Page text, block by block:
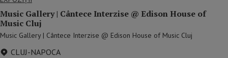
Music Gallery | Cântece Interzise @ Edison House of
Music Cluj
Music Gallery | Cântece Interzise @ Edison House of Music Cluj
CLUJ-NAPOCA